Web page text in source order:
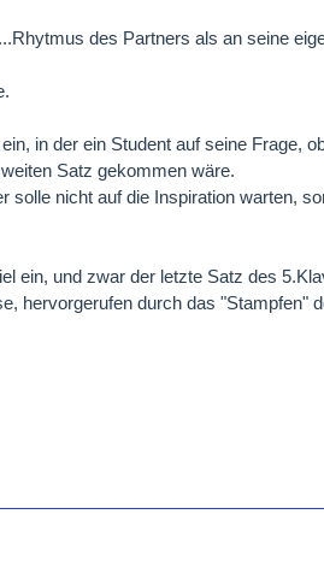
des Partners als an seine
in der ein Student auf seine Frage,
Satz gekommen wäre.
nicht auf die Inspiration warten,
ein, und zwar der letzte Satz des
hervorgerufen durch das "Stampfen"